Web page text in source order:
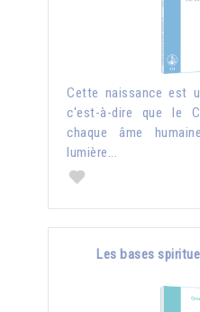
Cette naissance est
c'est-à-dire que le
chaque âme
lumière...
Les bases